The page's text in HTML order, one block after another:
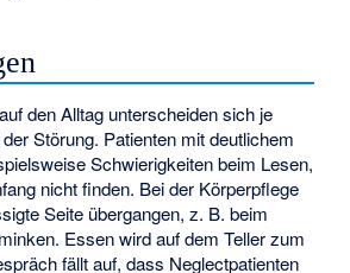
den Alltag unterscheiden sich je
Störung. Patienten mit deutlichem
Schwierigkeiten beim Lesen,
nicht finden. Bei der Körperpflege
Seite übergangen, z. B. beim
Essen wird auf dem Teller zum
fällt auf, dass Neglectpatienten